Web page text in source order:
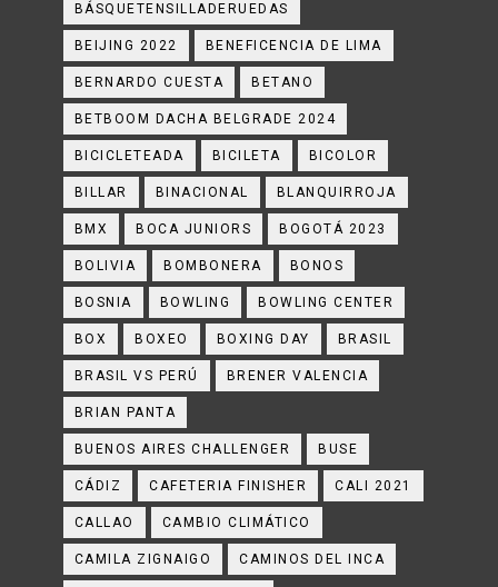
BÁSQUETENSILLADERUEDAS
BEIJING 2022 BENEFICENCIA DE LIMA
BERNARDO CUESTA BETANO
BETBOOM DACHA BELGRADE 2024
BICICLETEADA BICILETA BICOLOR
BILLAR BINACIONAL BLANQUIRROJA
BMX BOCA JUNIORS BOGOTÁ 2023
BOLIVIA BOMBONERA BONOS
BOSNIA BOWLING BOWLING CENTER
BOX BOXEO BOXING DAY BRASIL
BRASIL VS PERÚ BRENER VALENCIA
BRIAN PANTA
BUENOS AIRES CHALLENGER BUSE
CÁDIZ CAFETERIA FINISHER CALI 2021
CALLAO CAMBIO CLIMÁTICO
CAMILA ZIGNAIGO CAMINOS DEL INCA